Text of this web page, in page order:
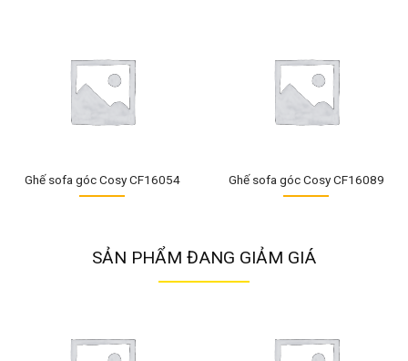
Ghế sofa góc Cosy CF16054 Ghế sofa góc Cosy CF16089
SẢN PHẨM ĐANG GIẢM GIÁ